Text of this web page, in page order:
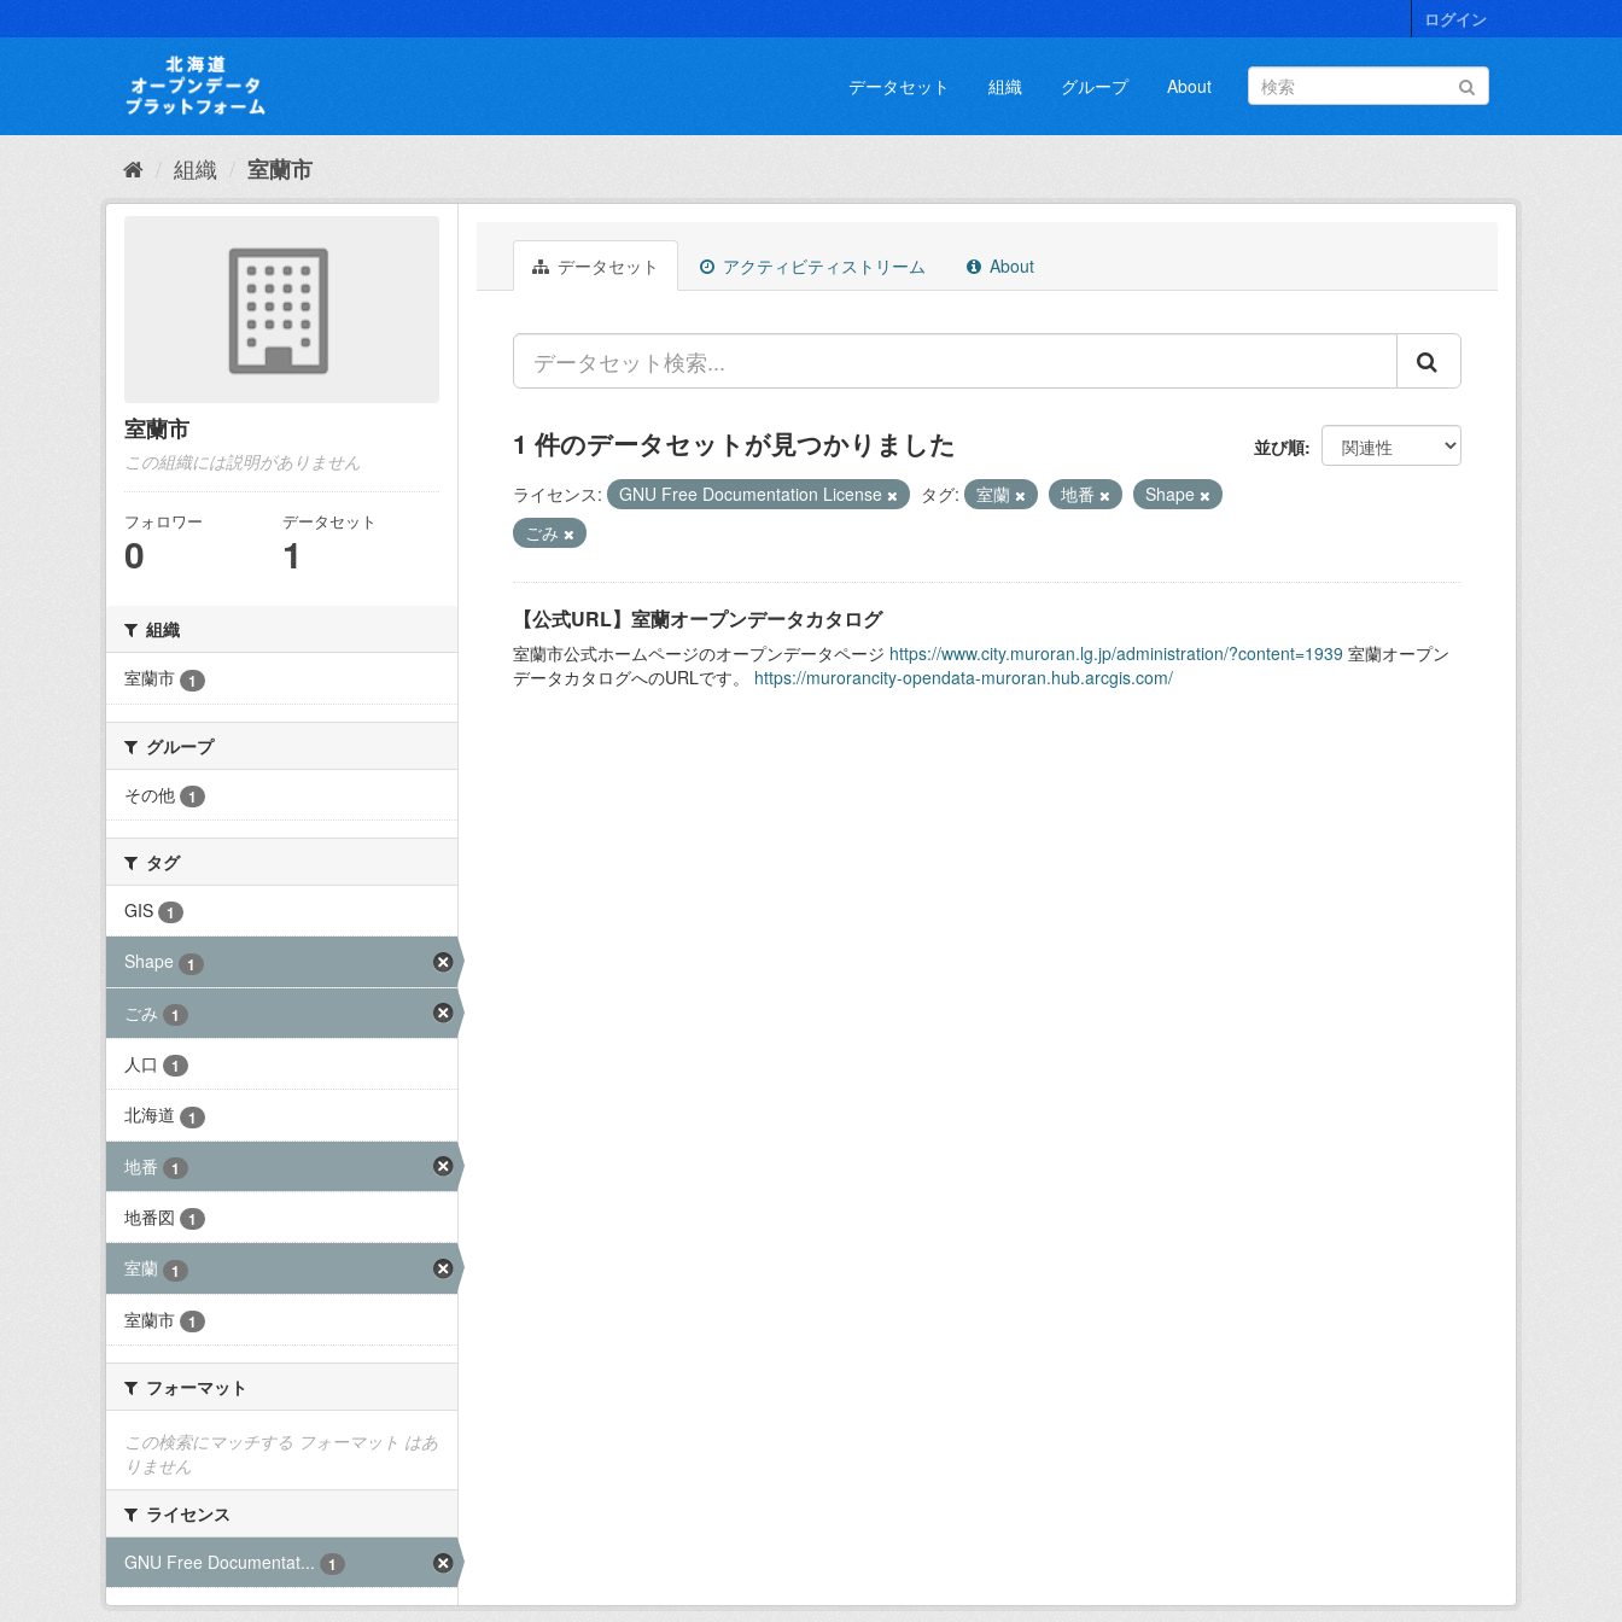
キ
て
ログイン
データセット 組織 グループ About
組織 室蘭市
室蘭市
この組織には説明がありません
フォロワー
0
データセット
1
組織
室蘭市
1
グループ
その他
1
タグ
GIS
1
Shape 1
ごみ 1
人口 1
北海道 1
地番 1
地番図 1
室蘭 1
室蘭市 1
フォーマット
この検索にマッチする フォーマット はあ
りません
ライセンス
GNU Free Documentat...
1
データセット アクティビティストリーム About
並び順
1 件のデータセットが見つかりました
ライセンス: GNU Free Documentation License タグ: 室蘭 地番
Shape
ごみ
【公式URL】室蘭オープンデータカタログ
室蘭市公式ホームページのオープンデータページ https://www.city.muroran.lg.jp/administration/?content=1939 室蘭オープン
データカタログへのURLです。 https://murorancity-opendata-muroran.hub.arcgis.com/